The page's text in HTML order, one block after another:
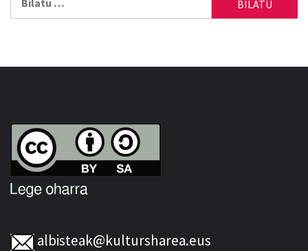
albisteak@kultursharea.eus